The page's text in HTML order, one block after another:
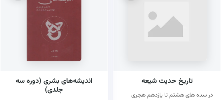
تاریخ حدیث شیعه
در سده های هشتم تا یازدهم هجری
اندیشه‌های بشری (دوره سه
جلدی)